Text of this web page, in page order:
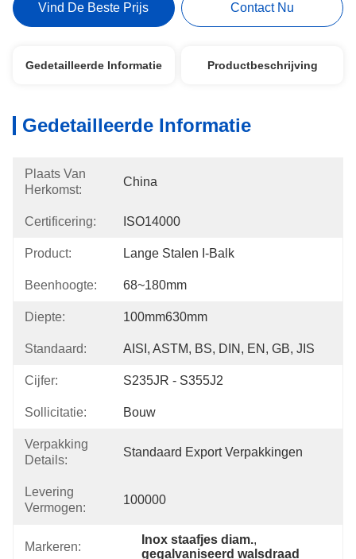
Vind De Beste Prijs Contact Nu
Gedetailleerde Informatie Productbeschrijving
Gedetailleerde Informatie
Plaats Van
Herkomst:
China
Certificering: ISO14000
Product: Lange Stalen I-Balk
Beenhoogte: 68~180mm
Diepte: 100mm630mm
Standaard: AISI, ASTM, BS, DIN, EN, GB, JIS
Cijfer: S235JR - S355J2
Sollicitatie: Bouw
Verpakking
Details:
Standaard Export Verpakkingen
Levering
Vermogen:
100000
Markeren:
Inox staafjes diam.,
gegalvaniseerd walsdraad